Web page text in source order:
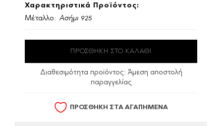
Χαρακτηριστικά Προϊόντος:
Μέταλλο: Ασήμι 925
Διαθεσιμότητα προϊόντος: Άμεση αποστολή
παραγγελίας
ΠΡΟΣΘΗΚΗ ΣΤΑ ΑΓΑΠΗΜΕΝΑ